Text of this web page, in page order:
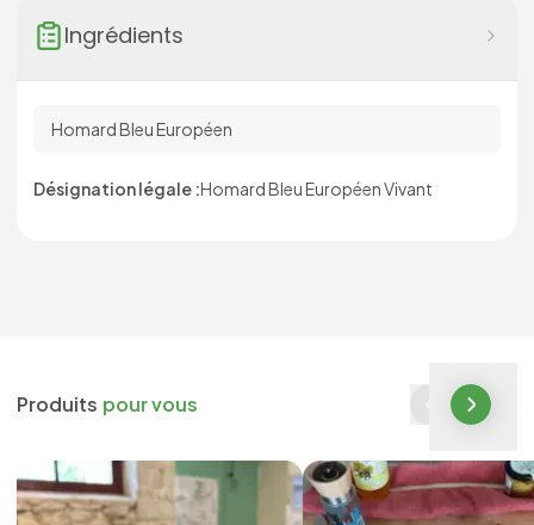
Ingrédients
Homard Bleu Européen
Désignation légale :Homard Bleu Européen Vivant
Produits pour vous